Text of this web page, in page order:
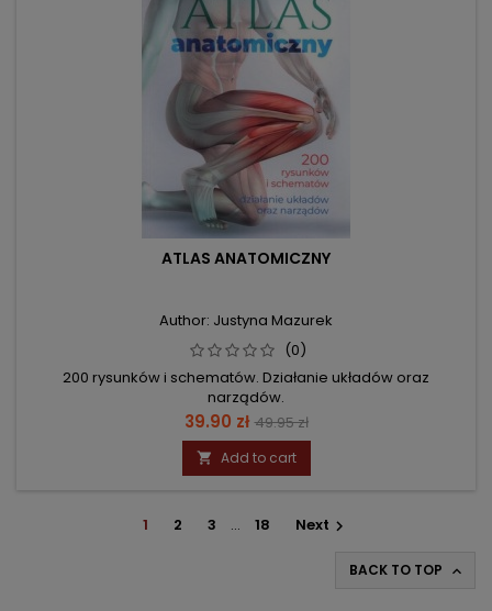
ATLAS ANATOMICZNY
Author: Justyna Mazurek
(0)
200 rysunków i schematów. Działanie układów oraz
narządów.
Price
39.90 zł Regular
price
49.95 zł
 Add to cart
1 2 3 … 18 Next 
BACK TO TOP 